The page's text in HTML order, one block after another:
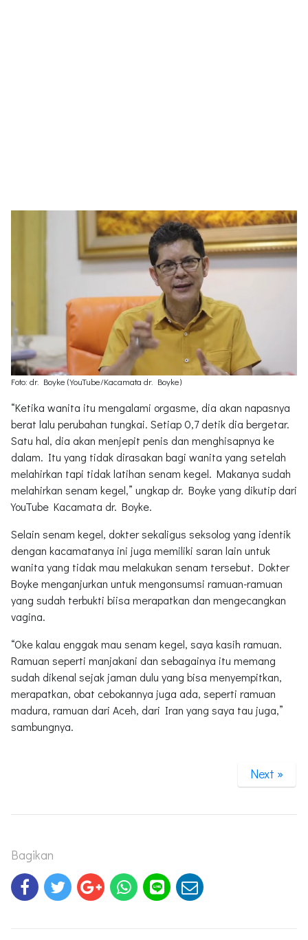
Foto: dr. Boyke (YouTube/Kacamata dr. Boyke)
“Ketika wanita itu mengalami orgasme, dia akan napasnya
berat lalu perubahan tungkai. Setiap 0,7 detik dia bergetar.
Satu hal, dia akan menjepit penis dan menghisapnya ke
dalam. Itu yang tidak dirasakan bagi wanita yang setelah
melahirkan tapi tidak latihan senam kegel. Makanya sudah
melahirkan senam kegel,” ungkap dr. Boyke yang dikutip dari
YouTube Kacamata dr. Boyke.
Selain senam kegel, dokter sekaligus seksolog yang identik
dengan kacamatanya ini juga memiliki saran lain untuk
wanita yang tidak mau melakukan senam tersebut. Dokter
Boyke menganjurkan untuk mengonsumsi ramuan-ramuan
yang sudah terbukti biisa merapatkan dan mengecangkan
vagina.
“Oke kalau enggak mau senam kegel, saya kasih ramuan.
Ramuan seperti manjakani dan sebagainya itu memang
sudah dikenal sejak jaman dulu yang bisa menyempitkan,
merapatkan, obat cebokannya juga ada, seperti ramuan
madura, ramuan dari Aceh, dari Iran yang saya tau juga,”
sambungnya.
Next »
Bagikan